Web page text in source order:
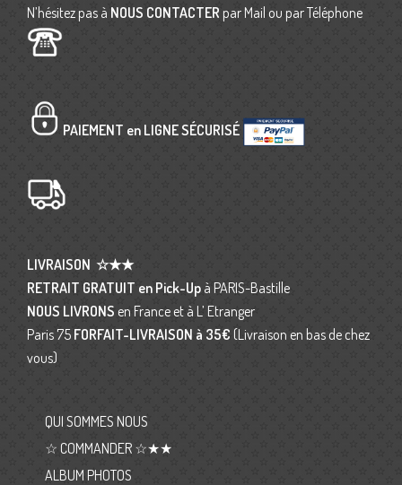
N’hésitez pas à NOUS CONTACTER par Mail ou par Téléphone
PAIEMENT en LIGNE SÉCURISÉ
LIVRAISON ☆★★
RETRAIT GRATUIT en Pick-Up à PARIS-Bastille
NOUS LIVRONS en France et à L’ Etranger
Paris 75 FORFAIT-LIVRAISON à 35€ (Livraison en bas de chez
vous)
QUI SOMMES NOUS
☆ COMMANDER ☆★★
ALBUM PHOTOS